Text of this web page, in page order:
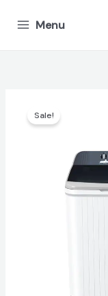
Menu
Sale!